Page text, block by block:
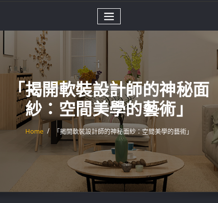
「揭開軟裝設計師的神秘面
紗：空間美學的藝術」
Home 「揭開軟裝設計師的神秘面紗：空間美學的藝術」